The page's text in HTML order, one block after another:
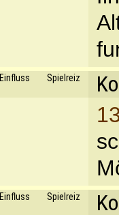
Einfluss Spielreiz
Einfluss Spielreiz